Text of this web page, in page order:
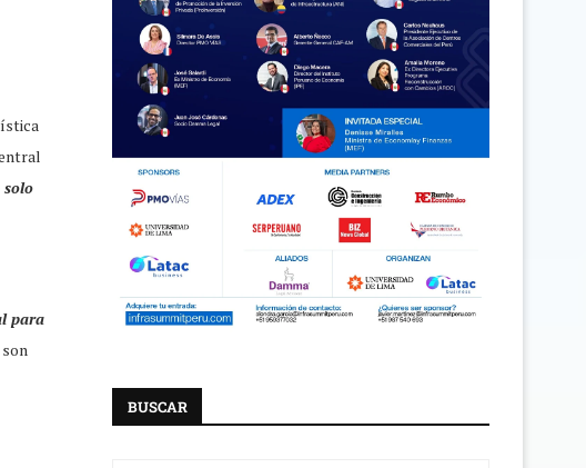
solo
para
BUSCAR